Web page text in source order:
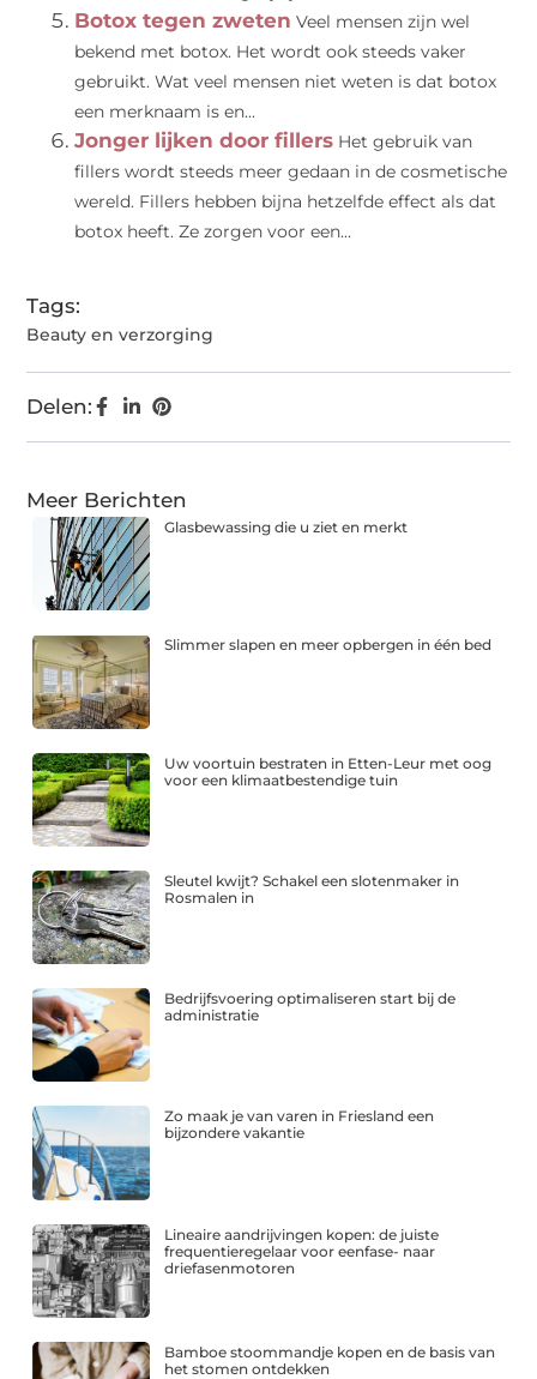
Botox tegen zweten Veel mensen zijn wel
bekend met botox. Het wordt ook steeds vaker
gebruikt. Wat veel mensen niet weten is dat botox
een merknaam is en...
Jonger lijken door fillers Het gebruik van
fillers wordt steeds meer gedaan in de cosmetische
wereld. Fillers hebben bijna hetzelfde effect als dat
botox heeft. Ze zorgen voor een...
Tags:
Beauty en verzorging
Delen:
Meer Berichten
Glasbewassing die u ziet en merkt
Slimmer slapen en meer opbergen in één bed
Uw voortuin bestraten in Etten-Leur met oog
voor een klimaatbestendige tuin
Sleutel kwijt? Schakel een slotenmaker in
Rosmalen in
Bedrijfsvoering optimaliseren start bij de
administratie
Zo maak je van varen in Friesland een
bijzondere vakantie
Lineaire aandrijvingen kopen: de juiste
frequentieregelaar voor eenfase- naar
driefasenmotoren
Bamboe stoommandje kopen en de basis van
het stomen ontdekken